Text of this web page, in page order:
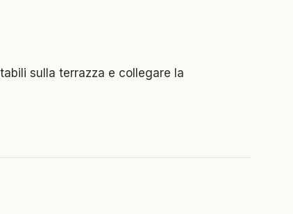
sulla terrazza e collegare la